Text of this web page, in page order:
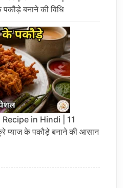
बनाने की विधि
in Hindi | 11
के पकौड़े बनाने की आसान